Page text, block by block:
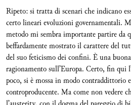
Ripeto: si tratta di scenari che indicano
certo lineari evoluzioni governamentali.
metodo mi sembra importante partire da
beffardamente mostrato il carattere del
del suo feticismo dei confini. È una
ragionamento sull’Europa. Certo, fin qui
poco, si è mossa in modo contraddittorio
controproducente. Ma come non vedere